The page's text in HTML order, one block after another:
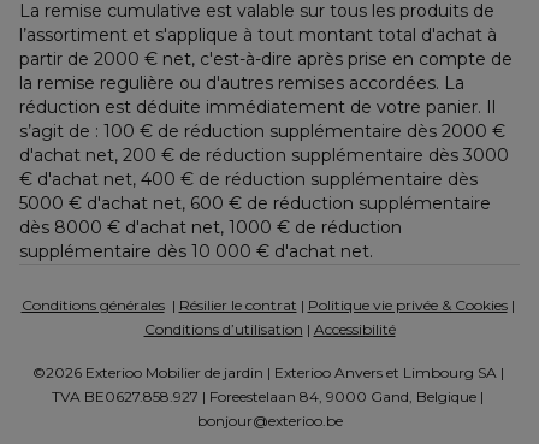
La remise cumulative est valable sur tous les produits de
l’assortiment et s'applique à tout montant total d'achat à
partir de 2000 € net, c'est-à-dire après prise en compte de
la remise regulière ou d'autres remises accordées. La
réduction est déduite immédiatement de votre panier. Il
s’agit de : 100 € de réduction supplémentaire dès 2000 €
d'achat net, 200 € de réduction supplémentaire dès 3000
€ d'achat net, 400 € de réduction supplémentaire dès
5000 € d'achat net, 600 € de réduction supplémentaire
dès 8000 € d'achat net, 1000 € de réduction
supplémentaire dès 10 000 € d'achat net.
Conditions générales
  |
Résilier le contrat | Politique vie privée & Cookies
Conditions d’utilisation | Accessibilité
©2026 Exterioo Mobilier de jardin | Exterioo Anvers et Limbourg SA |
bonjour@exterioo.be